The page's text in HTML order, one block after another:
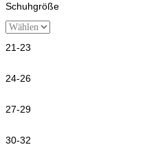
Schuhgröße
21-23
24-26
27-29
30-32